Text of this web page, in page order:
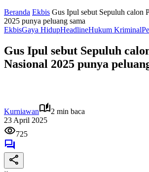
Beranda Ekbis Gus Ipul sebut Sepuluh calon
2025 punya peluang sama
EkbisGaya HidupHeadlineHukum Kriminal
Gus Ipul sebut Sepuluh
Nasional 2025 punya
Kurniawan
2 min baca
23 April 2025
725